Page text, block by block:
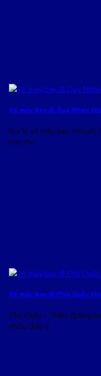
Vé máy bay đi Quy Nhơn
Đại lý vé máy bay Vietjet
bay cho
Vé máy bay đi Phú Quốc
Phú Quốc – Thiên đường
nhiều điều ý